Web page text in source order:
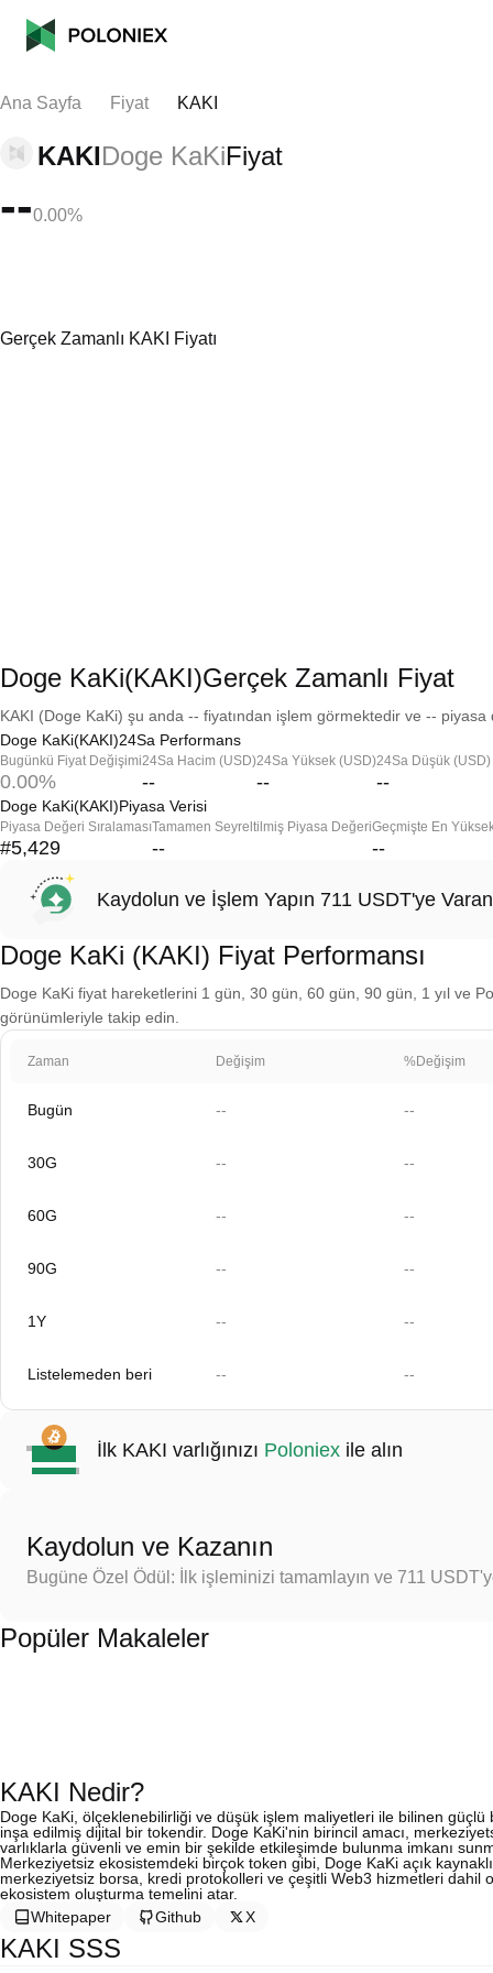
Ana Sayfa Fiyat KAKI
KAKIDoge KaKiFiyat
--0.00%
Gerçek Zamanlı KAKI Fiyatı
Doge KaKi(KAKI)Gerçek Zamanlı Fiyat
KAKI (Doge KaKi) şu anda -- fiyatından işlem görmektedir ve -- piyasa
Doge KaKi(KAKI)24Sa Performans
Bugünkü Fiyat Değişimi
0.00%
24Sa Hacim (USD)
--
24Sa Yüksek (USD)
--
24Sa Düşük (USD)
--
Doge KaKi(KAKI)Piyasa Verisi
Piyasa Değeri Sıralaması
#5,429
Tamamen Seyreltilmiş Piyasa Değeri
--
Geçmişte En
--
Kaydolun ve İşlem Yapın 711 USDT'ye
Doge KaKi (KAKI) Fiyat Performansı
Doge KaKi fiyat hareketlerini 1 gün, 30 gün, 60 gün, 90 gün, 1 yıl ve
görünümleriyle takip edin.
Zaman Değişim %Değişim
Bugün -- --
30G -- --
60G -- --
90G -- --
1Y -- --
Listelemeden beri -- --
İlk KAKI varlığınızı Poloniex ile alın
Kaydolun ve Kazanın
Bugüne Özel Ödül: İlk işleminizi tamamlayın ve 711
Popüler Makaleler
KAKI Nedir?
Doge KaKi, ölçeklenebilirliği ve düşük işlem maliyetleri ile bilinen
inşa edilmiş dijital bir tokendir. Doge KaKi'nin birincil amacı,
varlıklarla güvenli ve emin bir şekilde etkileşimde bulunma imkanı
Merkeziyetsiz ekosistemdeki birçok token gibi, Doge KaKi açık
merkeziyetsiz borsa, kredi protokolleri ve çeşitli Web3 hizmetleri
ekosistem oluşturma temelini atar.
Whitepaper
Github X
KAKI SSS